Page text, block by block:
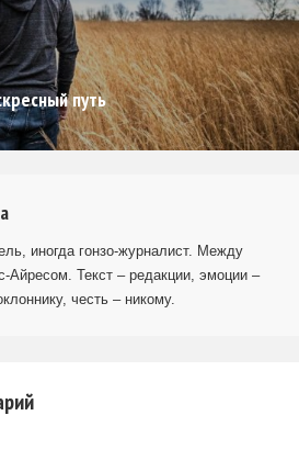
путь
иногда гонзо-журналист. Между
Айресом. Текст – редакции, эмоции –
честь – никому.